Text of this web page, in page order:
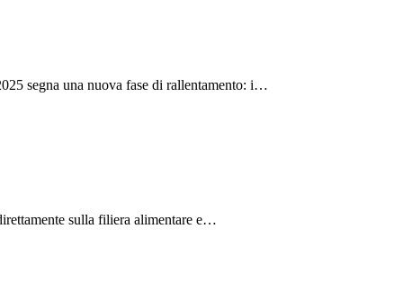
segna una nuova fase di rallentamento: i…
sulla filiera alimentare e…